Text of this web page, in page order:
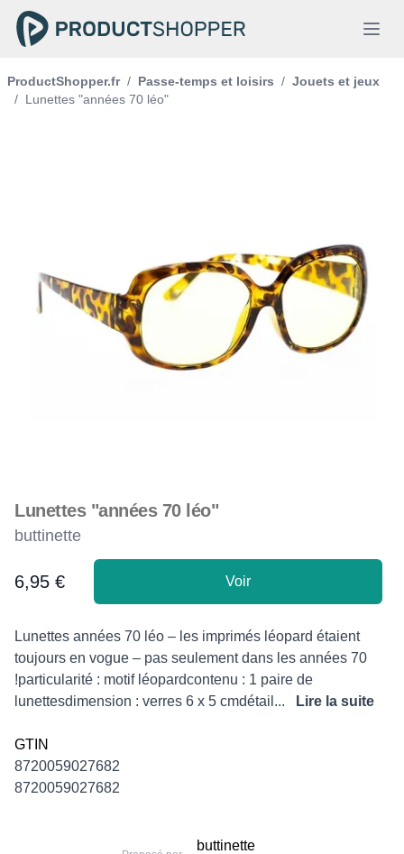
ProductShopper.fr / Passe-temps et loisirs / Jouets et jeux
/ Lunettes "années 70 léo"
Lunettes "années 70 léo"
buttinette
Product information
6,95 € Voir
Description
Lunettes années 70 léo – les imprimés léopard étaient
toujours en vogue – pas seulement dans les années 70
!particularité : motif léopardcontenu : 1 paire de
lunettesdimension : verres 6 x 5 cmdétail...
Lire la suite
GTIN
8720059027682
8720059027682
buttinette